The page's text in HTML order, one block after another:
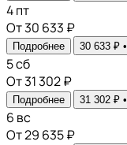
4пт
От 30 633 ₽
Подробнее 30 633 ₽ •
5сб
От 31 302 ₽
Подробнее 31 302 ₽ •
6 вс
От 29 635 ₽